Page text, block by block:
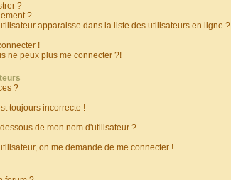
?
?
apparaisse dans la liste des utilisateurs en ligne ?
!
ne peux plus me connecter ?!
?
toujours incorrecte !
de mon nom d'utilisateur ?
on me demande de me connecter !